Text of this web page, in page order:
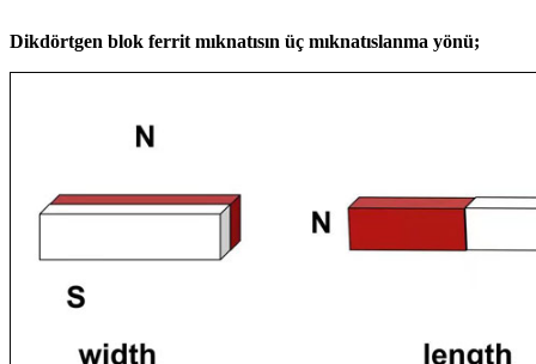
Dikdörtgen blok ferrit mıknatısın üç mıknatıslanma yönü;